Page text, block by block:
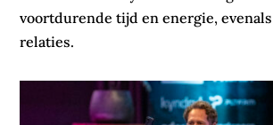
voortdurende tijd en energie,
relaties.